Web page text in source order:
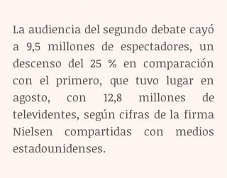
La audiencia del segundo debate cayó
a 9,5 millones de espectadores, un
descenso del 25 % en comparación
con el primero, que tuvo lugar en
agosto, con 12,8 millones de
televidentes, según cifras de la firma
Nielsen compartidas con medios
estadounidenses.